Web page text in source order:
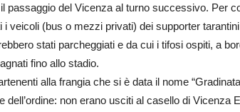
passaggio del Vicenza al turno successivo. Per
veicoli (bus o mezzi privati) dei supporter
stati parcheggiati e da cui i tifosi ospiti, a
fino allo stadio.
alla frangia che si è data il nome
dell’ordine: non erano usciti al casello di Vicenza